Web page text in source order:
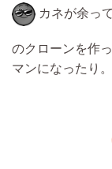
カネが余っ
のクローンを作
マンになったり。